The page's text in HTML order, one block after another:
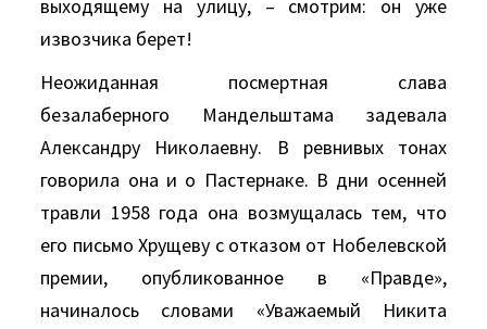
выходящему на улицу, – смотрим: он уже
извозчика берет!
Неожиданная посмертная слава
безалаберного Мандельштама задевала
Александру Николаевну. В ревнивых тонах
говорила она и о Пастернаке. В дни осенней
травли 1958 года она возмущалась тем, что
его письмо Хрущеву с отказом от Нобелевской
премии, опубликованное в «Правде»,
начиналось словами «Уважаемый Никита